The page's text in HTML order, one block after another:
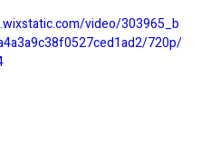
video/303965_b
720p/